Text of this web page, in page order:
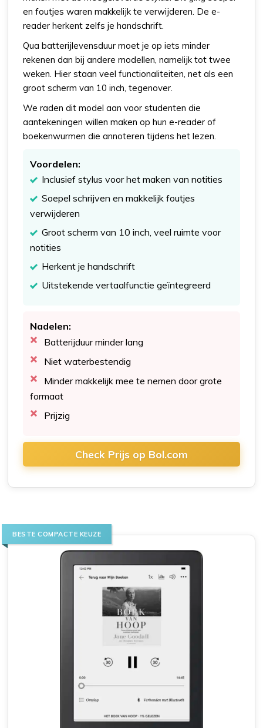
en foutjes waren makkelijk te verwijderen. De e-
reader herkent zelfs je handschrift.
Qua batterijlevensduur moet je op iets minder
rekenen dan bij andere modellen, namelijk tot twee
weken. Hier staan veel functionaliteiten, net als een
groot scherm van 10 inch, tegenover.
We raden dit model aan voor studenten die
aantekeningen willen maken op hun e-reader of
boekenwurmen die annoteren tijdens het lezen.
Voordelen:
Inclusief stylus voor het maken van notities
Soepel schrijven en makkelijk foutjes
verwijderen
Groot scherm van 10 inch, veel ruimte voor
notities
Herkent je handschrift
Uitstekende vertaalfunctie geïntegreerd
Nadelen:
Batterijduur minder lang
Niet waterbestendig
Minder makkelijk mee te nemen door grote
formaat
Prijzig
Check Prijs op Bol.com
BESTE COMPACTE KEUZE